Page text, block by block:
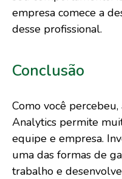
empresa comece a
desse profissional.
Conclusão
Como você
Analytics permite
equipe e empresa.
uma das formas de
trabalho e